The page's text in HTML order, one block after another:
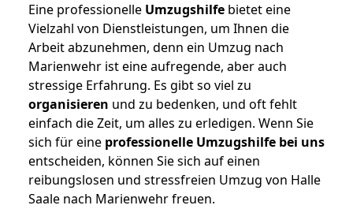
Eine professionelle Umzugshilfe bietet eine
Vielzahl von Dienstleistungen, um Ihnen die
Arbeit abzunehmen, denn ein Umzug nach
Marienwehr ist eine aufregende, aber auch
stressige Erfahrung. Es gibt so viel zu
organisieren und zu bedenken, und oft fehlt
einfach die Zeit, um alles zu erledigen. Wenn Sie
sich für eine professionelle Umzugshilfe bei uns
entscheiden, können Sie sich auf einen
reibungslosen und stressfreien Umzug von Halle
Saale nach Marienwehr freuen.